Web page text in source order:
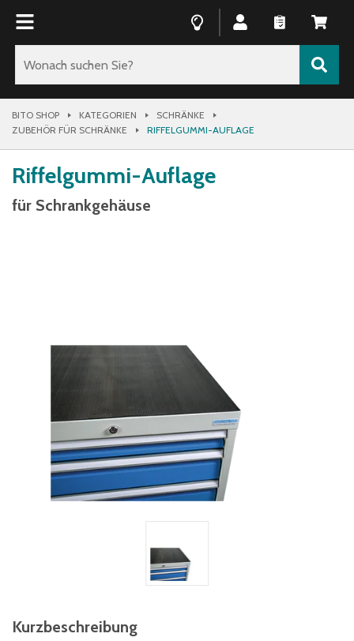
BITO SHOP KATEGORIEN
SCHRÄNKE
ZUBEHÖR FÜR SCHRÄNKE
RIFFELGUMMI-AUFLAGE
Riffelgummi-Auflage
für Schrankgehäuse
Kurzbeschreibung